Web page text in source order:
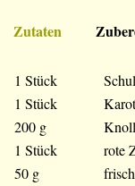
Zutaten
1 Stück
1 Stück
200 g
1 Stück
rote
50 g